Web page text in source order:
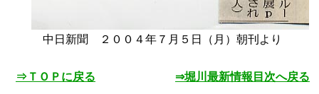
中日新聞 ２００４年７月５日（月）朝刊より
⇒ＴＯＰに戻る ⇒堀川最新情報目次へ戻る